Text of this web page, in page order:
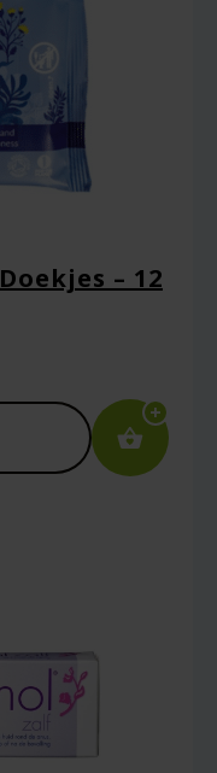
in deze
wanneer ik
– 12